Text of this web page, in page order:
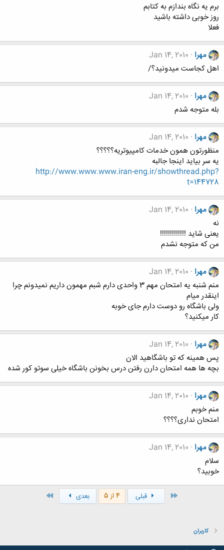
برم یه نگاه بندازم به کتابم
روز خوبی داشته باشید
فعلا
مهرا Jan 14, 2010
اهل کجاست میدونید؟/
مهرا Jan 14, 2010
بله متوجه شدم
مهرا Jan 14, 2010
منظورتون همون خدمات کامپیوتریه؟؟؟؟؟
یه سر بیاید اینجا جالبه
http://www.www.www.iran-eng.ir/showthread.php?
t=144728
مهرا Jan 14, 2010
نه
یعنی شاید !!!!!!!!!!!!!
من که متوجه نشدم
مهرا Jan 14, 2010
منم شنبه یه امتحان مهم 3 واحدی دارم شبم مهمون داریم نمیدونم چرا
اینقدر میام
ولی باشگاه رو دوست دارم جای خوبه
کار میکنید؟
مهرا Jan 14, 2010
پس همینه که تو باشگاهید الان
بچه ها همه امتحان دارن رفتن درس بخونن باشگاه خیلی سوتو کور شده
مهرا Jan 14, 2010
منم خوبم
امتحان نداری؟؟؟؟
مهرا Jan 14, 2010
سلام
خوبید؟
قبلی 4 از 5 بعدی
کاربران